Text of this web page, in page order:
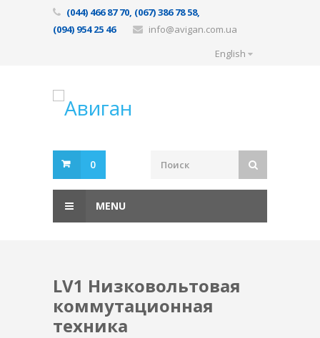
(044) 466 87 70, (067) 386 78 58,
(094) 954 25 46
info@avigan.com.ua
English
0
MENU
LV1 Низковольтовая
коммутационная
техника